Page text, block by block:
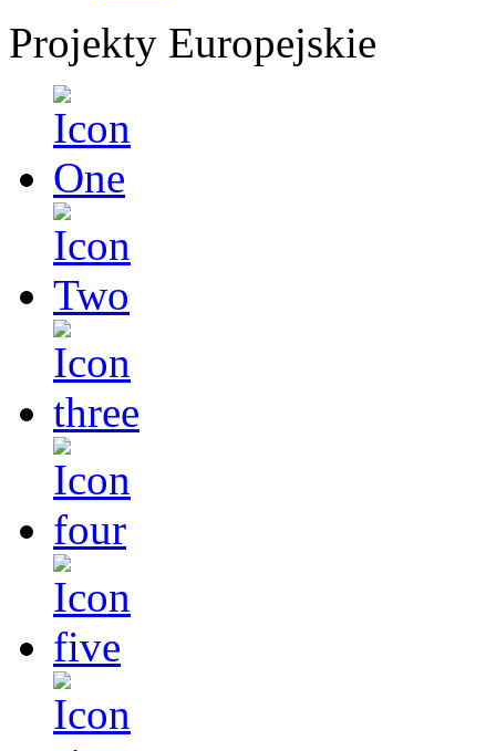
Projekty Europejskie